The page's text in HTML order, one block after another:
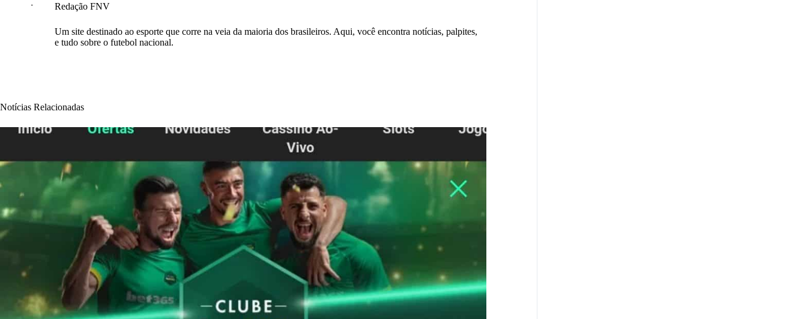
Redação FNV
Um site destinado ao esporte que corre na veia da maioria dos brasileiros. Aqui, você encontra notícias, palpites,
e tudo sobre o futebol nacional.
Notícias Relacionadas